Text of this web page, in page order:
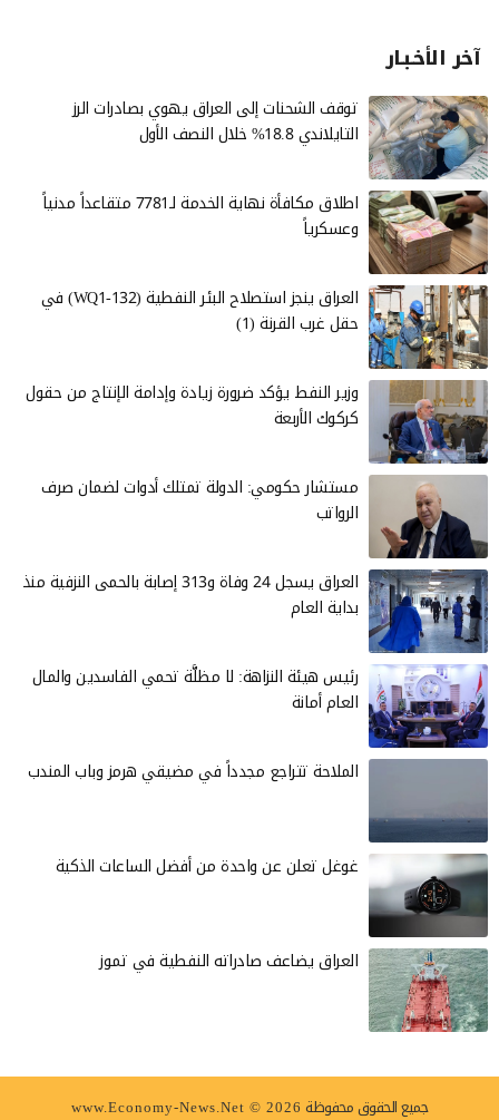
آخر الأخـبـار
توقف الشحنات إلى العراق يهوي بصادرات الرز
التايلاندي 18.8% خلال النصف الأول
اطلاق مكافأة نهاية الخدمة لـ7781 متقاعداً مدنياً
وعسكرياً
العراق ينجز استصلاح البئر النفطية (WQ1-132) في
حقل غرب القرنة (1)
وزير النفط يؤكد ضرورة زيادة وإدامة الإنتاج من حقول
كركوك الأربعة
مستشار حكومي: الدولة تمتلك أدوات لضمان صرف
الرواتب
العراق يسجل 24 وفاة و313 إصابة بالحمى النزفية منذ
بداية العام
رئيس هيئة النزاهة: لا مظلَّة تحمي الفاسدين والمال
العام أمانة
الملاحة تتراجع مجدداً في مضيقي هرمز وباب المندب
غوغل تعلن عن واحدة من أفضل الساعات الذكية
العراق يضاعف صادراته النفطية في تموز
جميع الحقوق محفوظة www.Economy-News.Net © 2026